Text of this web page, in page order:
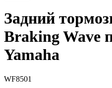
Задний
Braking Wave
Yamaha
WF8501